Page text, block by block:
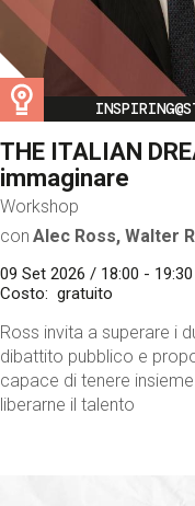
Image
THE ITALIAN
immaginare
Workshop
con Alec Ross, Walter
09 Set 2026 / 18:00 - 19:30
Costo
gratuito
Ross invita a superare i
dibattito pubblico e
capace di tenere
liberarne il talento